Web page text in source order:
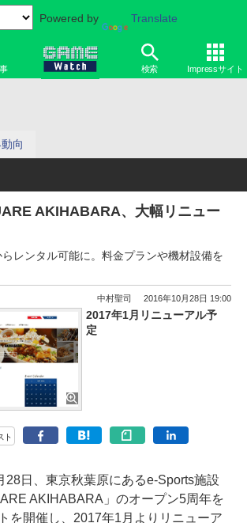
Powered by Translate
検索 Impressサイト
向
AKIHABARA、大幅リニュー
レンタル可能に。料金プランや機材設備を
中村聖司 2016年10月28日 19:00
2017年1月リニューアル予
定
ト
日、東京秋葉原にあるe-Sports施設
AKIHABARA」のオープン5周年を
を開催し、2017年1月よりリニューア